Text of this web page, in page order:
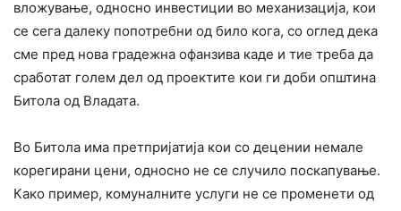
вложување, односно инвестиции во механизација, кои
се сега далеку попотребни од било кога, со оглед дека
сме пред нова градежна офанзива каде и тие треба да
сработат голем дел од проектите кои ги доби општина
Битола од Владата.
Во Битола има претпријатија кои со децении немале
корегирани цени, односно не се случило поскапување.
Како пример, комуналните услуги не се променети од